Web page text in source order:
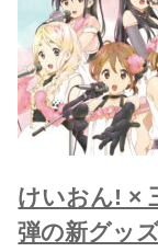
けいおん! ×
弾の新グッ